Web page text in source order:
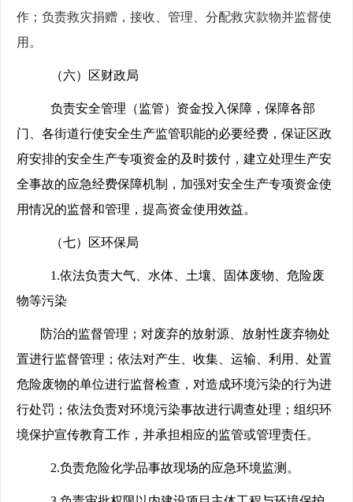
作；负责救灾捐赠，接收、管理、分配救灾款物并监督使
用。
（六）区财政局
负责安全管理（监管）资金投入保障，保障各部
门、各街道行使安全生产监管职能的必要经费，保证区政
府安排的安全生产专项资金的及时拨付，建立处理生产安
全事故的应急经费保障机制，加强对安全生产专项资金使
用情况的监督和管理，提高资金使用效益。
（七）区环保局
1.依法负责大气、水体、土壤、固体废物、危险废
物等污染
防治的监督管理；对废弃的放射源、放射性废弃物处
置进行监督管理；依法对产生、收集、运输、利用、处置
危险废物的单位进行监督检查，对造成环境污染的行为进
行处罚；依法负责对环境污染事故进行调查处理；组织环
境保护宣传教育工作，并承担相应的监管或管理责任。
2.负责危险化学品事故现场的应急环境监测。